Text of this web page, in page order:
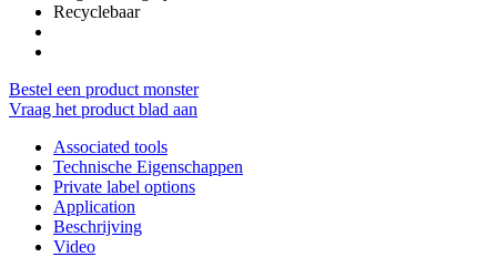
Recyclebaar
Bestel een product monster
Vraag het product blad aan
Associated tools
Technische Eigenschappen
Private label options
Application
Beschrijving
Video